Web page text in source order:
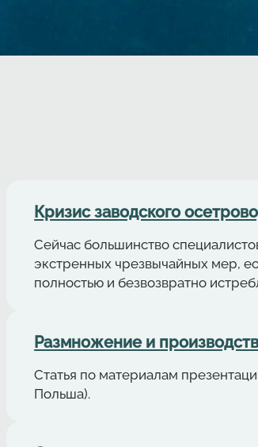
Кризис заводского
Сейчас большинство
экстренных чрезвычайных мер,
полностью и безвозвратно
Размножение и
Статья по материалам
Польша).